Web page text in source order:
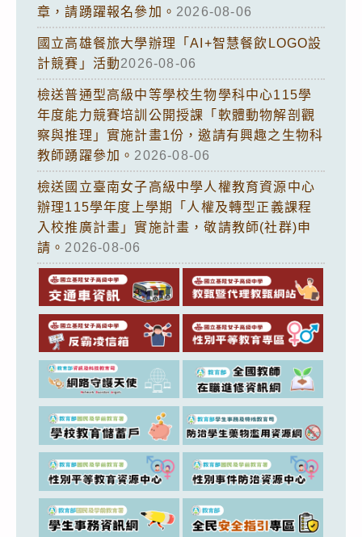
章，請踴躍報名參加。 2026-08-06
國立高雄餐旅大學辦理「AI+智慧餐飲LOGO設
計競賽」活動2026-08-06
檢送普通型高級中等學校生物學科中心115學
年度能力競賽培訓公開授課「軟體動物解剖觀
察與推理」實施計畫1份，邀請有興趣之生物科
教師踴躍參加。 2026-08-06
檢送國立臺南女子高級中學人權教育資源中心
辦理115學年度上學期「人權及轉型正義課程
入校推廣計畫」實施計畫，敬請教師(社群)申
請。 2026-08-06